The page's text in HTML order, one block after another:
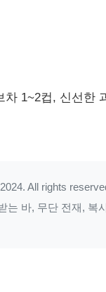
1~2컵, 신선한
All rights
는 바, 무단 전재, 복